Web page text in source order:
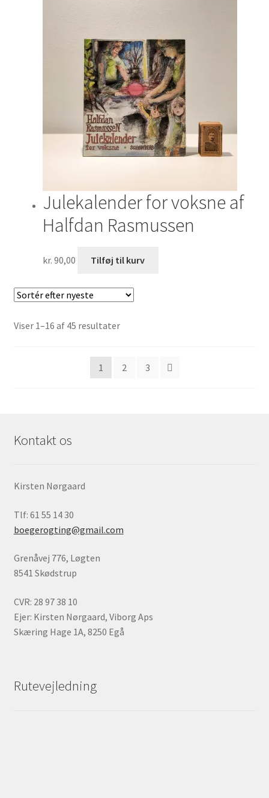
Julekalender for voksne af
Halfdan Rasmussen
kr. 90,00 Tilføj til kurv
Viser 1–16 af 45 resultaterSorteret
1
2 3
Kontakt os
Kirsten Nørgaard
Tlf: 61 55 14 30
boegerogting@gmail.com
Grenåvej 776, Løgten
8541 Skødstrup
CVR: 28 97 38 10
Ejer: Kirsten Nørgaard, Viborg Aps
Skæring Hage 1A, 8250 Egå
Rutevejledning